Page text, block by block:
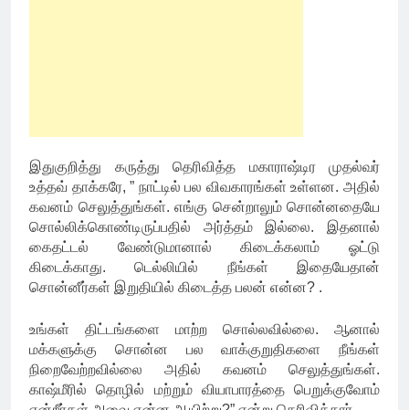
இதுகுறித்து கருத்து தெரிவித்த மகாராஷ்டிர முதல்வர்
உத்தவ் தாக்கரே, ” நாட்டில் பல விவகாரங்கள் உள்ளன. அதில்
கவனம் செலுத்துங்கள். எங்கு சென்றாலும் சொன்னதையே
சொல்லிக்கொண்டிருப்பதில் அர்த்தம் இல்லை. இதனால்
கைதட்டல் வேண்டுமானால் கிடைக்கலாம் ஓட்டு
கிடைக்காது. டெல்லியில் நீங்கள் இதையேதான்
சொன்னீர்கள் இறுதியில் கிடைத்த பலன் என்ன? .
உங்கள் திட்டங்களை மாற்ற சொல்லவில்லை. ஆனால்
மக்களுக்கு சொன்ன பல வாக்குறுதிகளை நீங்கள்
நிறைவேற்றவில்லை அதில் கவனம் செலுத்துங்கள்.
காஷ்மீரில் தொழில் மற்றும் வியாபாரத்தை பெறுக்குவோம்